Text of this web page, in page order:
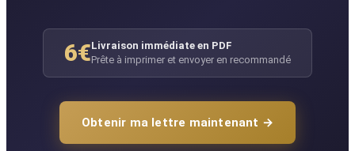
6€Livraison immédiate en PDF
Prête à imprimer et envoyer en recommandé
Obtenir ma lettre maintenant →